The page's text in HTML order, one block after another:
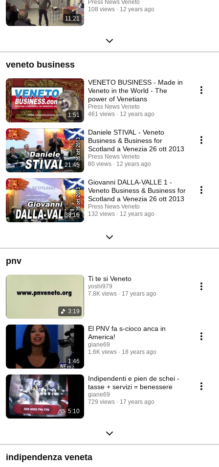
11:21
Press News Veneto
108 views
12 years ago
veneto business
1:51
VENETO BUSINESS - Made in
Veneto in the World - The
power of Venetians
Press News Veneto
461 views
12 years ago
21:45
Daniele STIVAL - Veneto
Business & Business for
Scotland a Venezia 26 ott 2013
Press News Veneto
80 views
12 years ago
38:16
Giovanni DALLA-VALLE 1 -
Veneto Business & Business for
Scotland a Venezia 26 ott 2013
Press News Veneto
132 views
12 years ago
pnv
3:19
Ti te si Veneto
yoshi979
7.8K views
17 years ago
1:46
El PNV fa s-cioco anca in
America!
giane69
1.6K views
18 years ago
5:10
Indipendenti e pien de schei -
tasse + servizi = benessere
giane69
729 views
17 years ago
indipendenza veneta